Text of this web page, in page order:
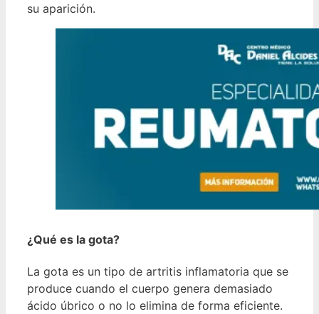
su aparición.
¿Qué es la gota?
La gota es un tipo de artritis inflamatoria que se
produce cuando el cuerpo genera demasiado
ácido úbrico o no lo elimina de forma eficiente.